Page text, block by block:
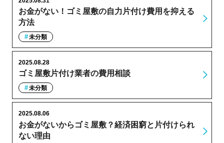
お金がない！ゴミ屋敷の自力片付け費用を抑える
方法
未分類
ゴミ屋敷片付け業者の費用相談
2025.08.28
未分類
お金がないからゴミ屋敷？経済困窮と片付けられ
ない理由
2025.08.06